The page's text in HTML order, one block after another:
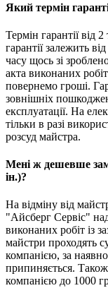
Який термін
Термін гарантії від
гарантії залежить
часу щось зі
акта виконаних
повернемо гроші.
зовнішніх
експлуатації. На
тільки в разі
розсуд майстра.
Мені ж дешевше
ін.)?
На відміну від
"Айсберг Сервіс"
виконаних робіт із
майстри проходять
компанією, за
припиняється.
компанією до 1000